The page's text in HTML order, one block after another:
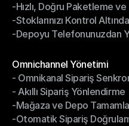
-Daha Akıllı Seçim, Daha
-Hızlı, Doğru Paketleme
-Hızlı, Doğru Paketleme ve
-Stoklarınızı Kontrol
-Stoklarınızı Kontrol
-Depoyu Telefonunuzdan
Omnichannel Yönetimi
Omnichannel Yönetimi
- Omnikanal Sipariş
- Omnikanal Sipariş
- Akıllı Sipariş Yönlendirme
- Akıllı Sipariş Yönlendirme
-Mağaza ve Depo
-Mağaza ve Depo
-Otomatik Sipariş